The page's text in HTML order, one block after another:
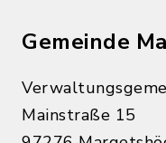
Gemeinde
Mainstraße 15